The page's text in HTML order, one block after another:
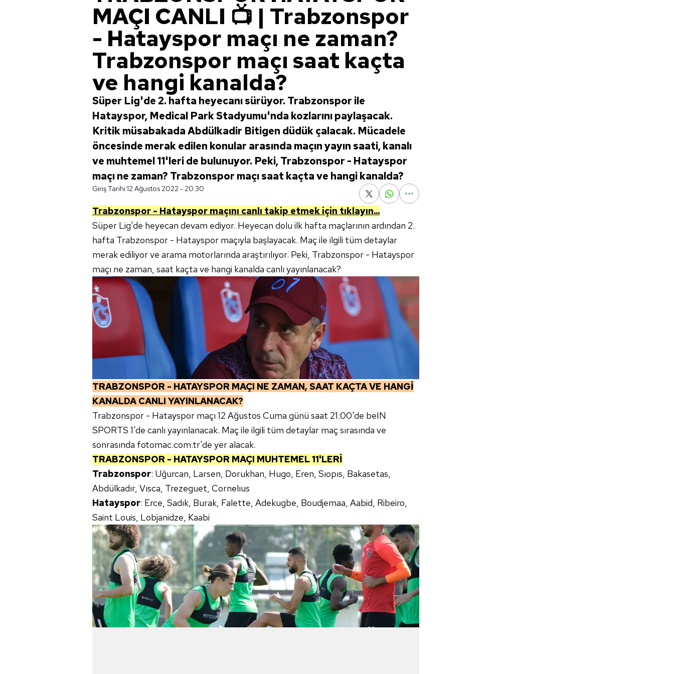
MAÇI CANLI 📺 | Trabzonspor
- Hatayspor maçı ne zaman?
Trabzonspor maçı saat kaçta
ve hangi kanalda?
Süper Lig'de 2. hafta heyecanı sürüyor. Trabzonspor ile
Hatayspor, Medical Park Stadyumu'nda kozlarını paylaşacak.
Kritik müsabakada Abdülkadir Bitigen düdük çalacak. Mücadele
öncesinde merak edilen konular arasında maçın yayın saati, kanalı
ve muhtemel 11'leri de bulunuyor. Peki, Trabzonspor - Hatayspor
maçı ne zaman? Trabzonspor maçı saat kaçta ve hangi kanalda?
Giriş Tarihi:12 Ağustos 2022 - 20:30
Trabzonspor - Hatayspor maçını canlı takip etmek için tıklayın...
Süper Lig'de heyecan devam ediyor. Heyecan dolu ilk hafta maçlarının ardından 2.
hafta Trabzonspor - Hatayspor maçıyla başlayacak. Maç ile ilgili tüm detaylar
merak ediliyor ve arama motorlarında araştırılıyor. Peki, Trabzonspor - Hatayspor
maçı ne zaman, saat kaçta ve hangi kanalda canlı yayınlanacak?
TRABZONSPOR - HATAYSPOR MAÇI NE ZAMAN, SAAT KAÇTA VE HANGİ
KANALDA CANLI YAYINLANACAK?
Trabzonspor - Hatayspor maçı 12 Ağustos Cuma günü saat 21:00'de beIN
SPORTS 1'de canlı yayınlanacak. Maç ile ilgili tüm detaylar maç sırasında ve
sonrasında fotomac.com.tr'de yer alacak.
TRABZONSPOR - HATAYSPOR MAÇI MUHTEMEL 11'LERİ
Trabzonspor: Uğurcan, Larsen, Dorukhan, Hugo, Eren, Sıopıs, Bakasetas,
Abdülkadır, Vısca, Trezeguet, Cornelıus
Hatayspor: Erce, Sadık, Burak, Falette, Adekugbe, Boudjemaa, Aabid, Ribeiro,
Saint Louis, Lobjanidze, Kaabi